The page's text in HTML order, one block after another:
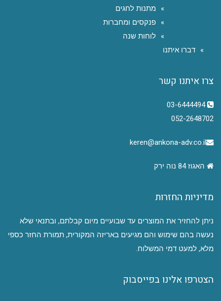
מתנות לחגים
פנקסים ומחברות
לוחות שנה
דברו איתנו
צרו איתנו קשר
03-6444494
052-2648702
keren@ankona-adv.co.il
האגוז 84 נוה ירק
מדיניות החזרות
ניתן להחזיר את המוצרים עד שבועיים מיום קבלתם, ובתנאי שלא
נעשה בהם שימוש והם מגיעים באריזה המקורית, תמורת החזר כספי
מלא, למעט דמי המשלוח.
הצטרפו אלינו בפייסבוק